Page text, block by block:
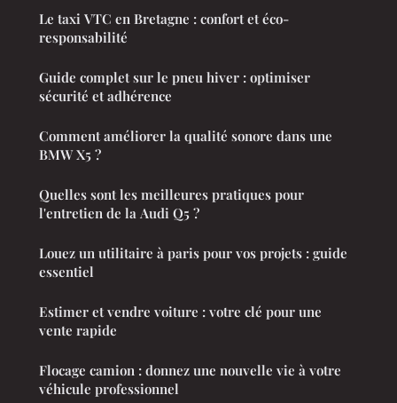
Le taxi VTC en Bretagne : confort et éco-
responsabilité
Guide complet sur le pneu hiver : optimiser
sécurité et adhérence
Comment améliorer la qualité sonore dans une
BMW X5 ?
Quelles sont les meilleures pratiques pour
l'entretien de la Audi Q5 ?
Louez un utilitaire à paris pour vos projets : guide
essentiel
Estimer et vendre voiture : votre clé pour une
vente rapide
Flocage camion : donnez une nouvelle vie à votre
véhicule professionnel